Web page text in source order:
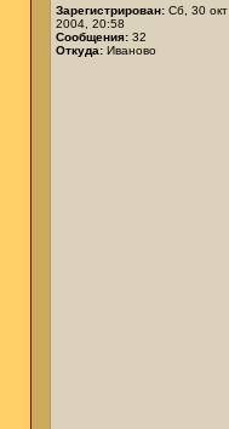
Зарегистрирован: Сб, 30 окт
2004, 20:58
Сообщения: 32
Откуда: Иваново